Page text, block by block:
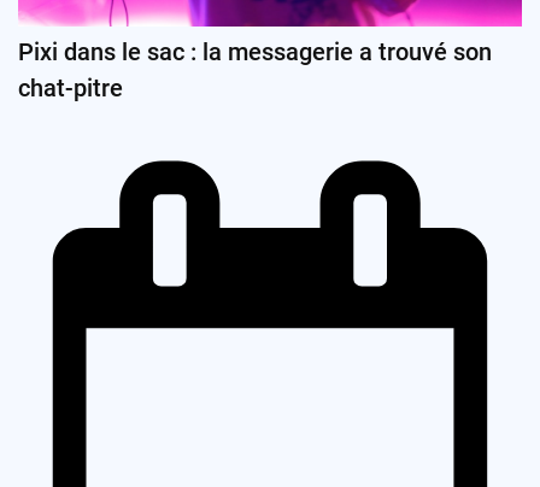
Pixi dans le sac : la messagerie a trouvé son
chat-pitre